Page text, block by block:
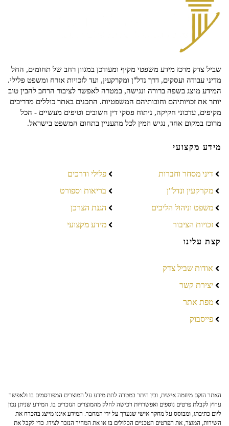
שביל צדק מרכז מידע משפטי מקיף ומעודכן במגוון רחב של תחומים, החל
מדיני עבודה ועסקים, דרך נדל"ן ומקרקעין, ועד לזכויות אזרח ומשפט פלילי.
המידע מוצג בשפה ברורה ונגישה, במטרה לאפשר לציבור הרחב להבין טוב
יותר את זכויותיהם וחובותיהם המשפטיות. התכנים באתר כוללים מדריכים
מקיפים, עדכוני חקיקה, ניתוח פסקי דין חשובים וטיפים מעשיים - הכל
מרוכז במקום אחד, נגיש וזמין לכל מתעניין בתחום המשפט בישראל.
מידע מקצועי
דיני מסחר וחברות
מקרקעין ונדל"ן
משפט וניהול הליכים
זכויות הציבור
פלילי ודרכים
בריאות וספורט
הגנת הצרכן
מידע מקצועי
קצת עלינו
אודות שביל צדק
יצירת קשר
מפת אתר
פייסבוק
האתר הוקם מיוזמה אישית, ובין היתר במטרה לתת מידע על המוצרים המפורסמים בו ולאפשר
ערוץ לקבלת פרטים נוספים ואפשרויות רכישה לחלק מהמוצרים הנזכרים בו. המידע שניתן נכון
ליום כתיבתו, ומבוסס על מחקר אישי שנערך על ידי המחבר. המידע איננו מייצג בהכרח את
השירות, המוצר, את הפרטים הטכניים הכלולים בו או את המחיר הנזכר לצידו. כדי לקבל את